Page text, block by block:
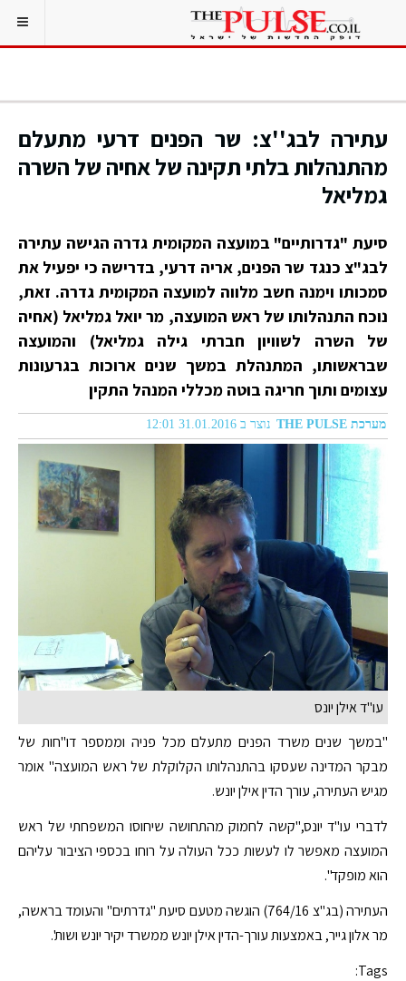
עתירה לבג''צ: שר הפנים דרעי מתעלם
מהתנהלות בלתי תקינה של אחיה של השרה
גמליאל
סיעת "גדרותיים" במועצה המקומית גדרה הגישה עתירה
לבג"צ כנגד שר הפנים, אריה דרעי, בדרישה כי יפעיל את
סמכותו וימנה חשב מלווה למועצה המקומית גדרה. זאת,
נוכח התנהלותו של ראש המועצה, מר יואל גמליאל (אחיה
של השרה לשוויון חברתי גילה גמליאל) והמועצה
שבראשותו, המתנהלת במשך שנים ארוכות בגרעונות
עצומים ותוך חריגה בוטה מכללי המנהל התקין
מערכת THE PULSE נוצר ב 31.01.2016 12:01
עו"ד אילן יונס
"במשך שנים משרד הפנים מתעלם מכל פניה וממספר דו"חות של
מבקר המדינה שעסקו בהתנהלותו הקלוקלת של ראש המועצה" אומר
מגיש העתירה, עורך הדין אילן יונש.
לדברי עו"ד יונס,"קשה לחמוק מהתחושה שיחוסו המשפחתי של ראש
המועצה מאפשר לו לעשות ככל העולה על רוחו בכספי הציבור עליהם
הוא מופקד".
העתירה (בג"צ 764/16) הוגשה מטעם סיעת "גדרתים" והעומד בראשה,
מר אלון גייר, באמצעות עורך-הדין אילן יונש ממשרד יקיר יונש ושות'.
Tags: